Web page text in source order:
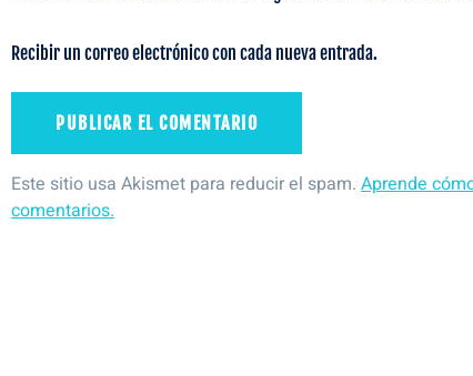
Recibir un correo electrónico con cada nueva entrada.
Este sitio usa Akismet para reducir el spam. Aprende
comentarios.